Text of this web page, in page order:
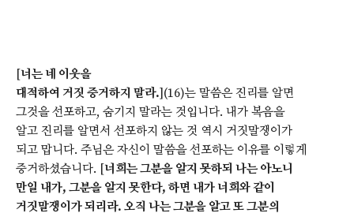
[너는 네 이웃을
대적하여 거짓 증거하지 말라.](16)는 말씀은 진리를 알면
그것을 선포하고, 숨기지 말라는 것입니다. 내가 복음을
알고 진리를 알면서 선포하지 않는 것 역시 거짓말쟁이가
되고 맙니다. 주님은 자신이 말씀을 선포하는 이유를 이렇게
증거하셨습니다. [너희는 그분을 알지 못하되 나는 아노니
만일 내가, 그분을 알지 못한다, 하면 내가 너희와 같이
거짓말쟁이가 되리라. 오직 나는 그분을 알고 또 그분의